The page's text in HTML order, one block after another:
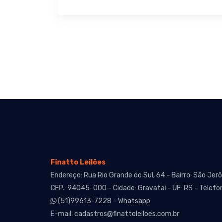
Finatto Leilões
Endereço: Rua Rio Grande do Sul, 64 - Bairro: São
CEP.: 94045-000 - Cidade: Gravatai - UF: RS -
(51)99613-7228 - Whatsapp
E-mail: cadastros@finattoleiloes.com.br